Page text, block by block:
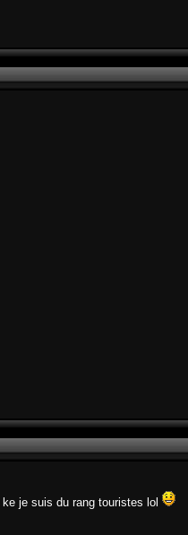
je suis du rang touristes lol